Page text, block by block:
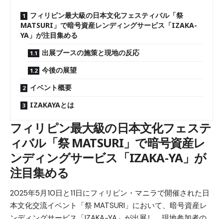
フィリピン最大級の日本文化フェスティバル「祭
MATSURI」で暗号資産レンディングサービス「IZAKA-
YA」が注目集める
出展ブースの施策と現地の反応
今後の展望
イベント概要
IZAKAYAとは
フィリピン最大級の日本文化フェステ
ィバル「祭 MATSURI」で暗号資産レ
ンディングサービス「IZAKA-YA」が
注目集める
2025年5月10日と11日にフィリピン・マニラで開催された日
本文化交流イベント「祭 MATSURI」において、暗号資産レ